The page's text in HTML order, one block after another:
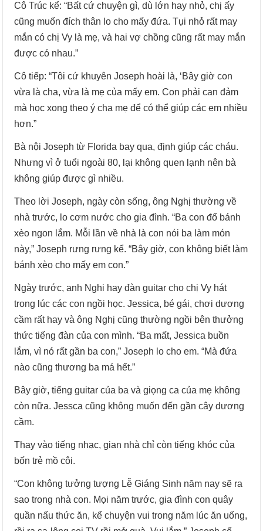
Cô Trúc kể: “Bất cứ chuyện gì, dù lớn hay nhỏ, chị ấy
cũng muốn đích thân lo cho mấy đứa. Tụi nhỏ rất may
mắn có chị Vy là mẹ, và hai vợ chồng cũng rất may mắn
được có nhau.”
Cô tiếp: “Tôi cứ khuyên Joseph hoài là, ‘Bây giờ con
vừa là cha, vừa là mẹ của mấy em. Con phải can đảm
mà học xong theo ý cha mẹ để có thể giúp các em nhiều
hơn.”
Bà nội Joseph từ Florida bay qua, định giúp các cháu.
Nhưng vì ở tuổi ngoài 80, lại không quen lạnh nên bà
không giúp được gì nhiều.
Theo lời Joseph, ngày còn sống, ông Nghị thường về
nhà trước, lo cơm nước cho gia đình. “Ba con đổ bánh
xèo ngon lắm. Mỗi lần về nhà là con nói ba làm món
này,” Joseph rưng rưng kể. “Bây giờ, con không biết làm
bánh xèo cho mấy em con.”
Ngày trước, anh Nghi hay đàn guitar cho chị Vy hát
trong lúc các con ngồi học. Jessica, bé gái, chơi dương
cầm rất hay và ông Nghị cũng thường ngồi bên thưởng
thức tiếng đàn của con mình. “Ba mất, Jessica buồn
lắm, vì nó rất gần ba con,” Joseph lo cho em. “Mà đứa
nào cũng thương ba má hết.”
Bây giờ, tiếng guitar của ba và giọng ca của mẹ không
còn nữa. Jessca cũng không muốn đến gần cây dương
cầm.
Thay vào tiếng nhạc, gian nhà chỉ còn tiếng khóc của
bốn trẻ mồ côi.
“Con không tưởng tượng Lễ Giáng Sinh năm nay sẽ ra
sao trong nhà con. Mọi năm trước, gia đình con quây
quần nấu thức ăn, kể chuyện vui trong năm lúc ăn uống,